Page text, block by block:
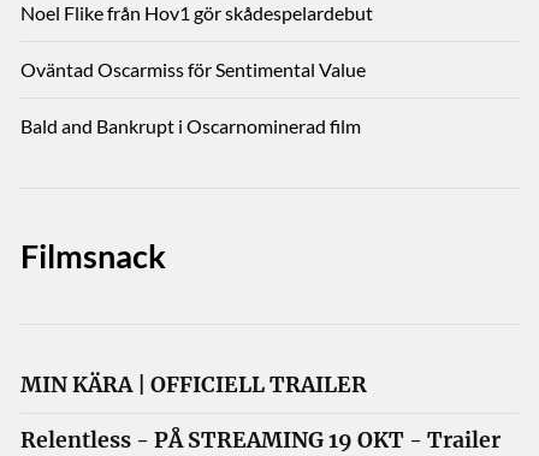
Noel Flike från Hov1 gör skådespelardebut
Oväntad Oscarmiss för Sentimental Value
Bald and Bankrupt i Oscarnominerad film
Filmsnack
MIN KÄRA | OFFICIELL TRAILER
Relentless - PÅ STREAMING 19 OKT - Trailer